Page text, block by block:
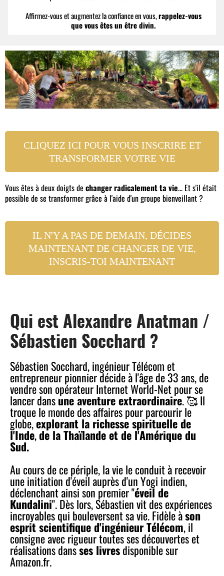
Affirmez-vous et augmentez la confiance en vous,rappelez-vous
que vous êtes un être divin.
CLIQUEZ ICI POUR VOUS INSCRIRE ET
TRANSFORMER VOTRE VIE
Vous êtes à deux doigts de changer radicalement ta vie... Et s'il était
possible de se transformer grâce à l'aide d'un groupe bienveillant ?
IL N'Y A PAS DE DEMAIN, DÉCIDES
MAINTENANT DE CHANGER DE VIE,
INSCRIS-TOI MAINTENANT
Qui est Alexandre Anatman /
Sébastien Socchard ?
Sébastien Socchard, ingénieur Télécom et
entrepreneur pionnier décide à l'âge de 33 ans, de
vendre son opérateur Internet World-Net pour se
lancer dansune aventure extraordinaire. 🥰 Il
troque le monde des affaires pour parcourir le
globe,explorant la richesse spirituelle de
l'Inde,de la Thaïlande et de l'Amérique du
Sud.
Au cours de ce périple, la vie le conduit à recevoir
une initiation d'éveil auprès d'un Yogi indien,
déclenchant ainsi son premier "éveil de
Kundalini". Dès lors, Sébastien vit des expériences
incroyables qui bouleversent sa vie. Fidèle àson
esprit scientifique d'ingénieur Télécom, il
consigne avec rigueur toutes ses découvertes et
réalisations dansses livresdisponible sur
Amazon.fr.